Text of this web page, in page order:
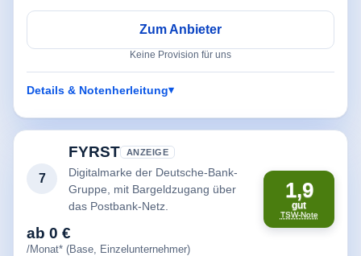
Zum Anbieter
Keine Provision für uns
Details & Notenherleitung
7
FYRST ANZEIGE
Digitalmarke der Deutsche-Bank-
Gruppe, mit Bargeldzugang über
das Postbank-Netz.
1,9
gut
TSW-Note
ab 0 €
/Monat* (Base, Einzelunternehmer)